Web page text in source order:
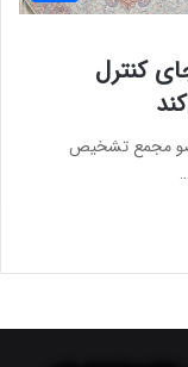
کنترل
عضو مجمع تشخیص